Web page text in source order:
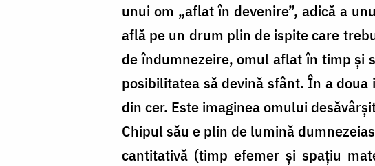
unui om „aflat în devenire”, adică a
află pe un drum plin de ispite care
de îndumnezeire, omul aflat în timp și
posibilitatea să devină sfânt. În a
din cer. Este imaginea omului
Chipul său e plin de lumină
cantitativă (timp efemer și spațiu